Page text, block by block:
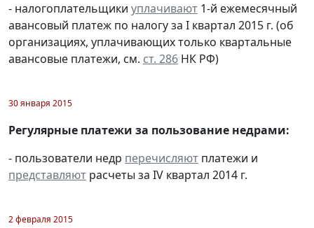
- налогоплательщики уплачивают 1-й ежемесячный
авансовый платеж по налогу за I квартал 2015 г. (об
организациях, уплачивающих только квартальные
авансовые платежи, см. ст. 286 НК РФ)
30 января 2015
Регулярные платежи за пользование недрами:
- пользователи недр перечисляют платежи и
представляют расчеты за IV квартал 2014 г.
2 февраля 2015